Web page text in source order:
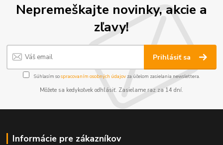
Nepremeškajte novinky, akcie a
zľavy!
Prihlásiť sa
Súhlasím sospracovaním osobných údajov za účelom zasielania newslettera.
Môžete sa kedykoľvek odhlásiť. Zasielame raz za 14 dní.
Informácie pre zákazníkov